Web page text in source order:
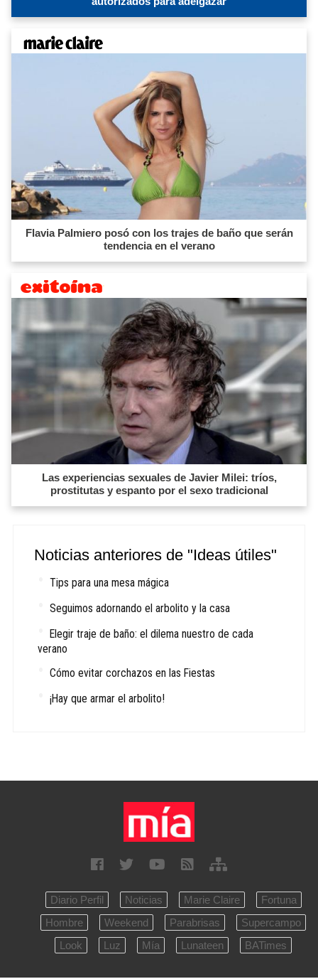
Flavia Palmiero posó con los trajes de baño que serán
tendencia en el verano
Las experiencias sexuales de Javier Milei: tríos,
prostitutas y espanto por el sexo tradicional
Noticias anteriores de "Ideas útiles"
Tips para una mesa mágica
Seguimos adornando el arbolito y la casa
Elegir traje de baño: el dilema nuestro de cada
verano
Cómo evitar corchazos en las Fiestas
¡Hay que armar el arbolito!
Diario Perfil Noticias Marie Claire
Fortuna
Hombre
Weekend Parabrisas
Supercampo
Look
Luz Mía Lunateen BATimes